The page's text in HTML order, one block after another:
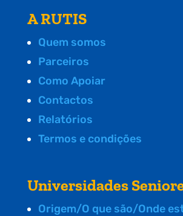
A RUTIS
Quem somos
Parceiros
Como Apoiar
Contactos
Relatórios
Termos e condições
Universidades
Origem/O que são/Onde